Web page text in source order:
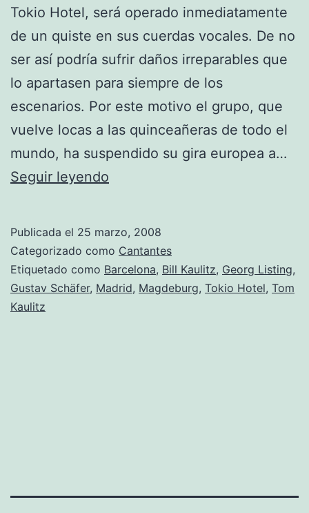
Tokio Hotel, será operado inmediatamente
de un quiste en sus cuerdas vocales. De no
ser así podría sufrir daños irreparables que
lo apartasen para siempre de los
escenarios. Por este motivo el grupo, que
vuelve locas a las quinceañeras de todo el
mundo, ha suspendido su gira europea a…
Seguir leyendo
su
gira
europea
Publicada el 25 marzo, 2008
Categorizado como Cantantes
Etiquetado como Barcelona, Bill Kaulitz, Georg Listing,
Gustav Schäfer, Madrid, Magdeburg, Tokio Hotel, Tom
Kaulitz